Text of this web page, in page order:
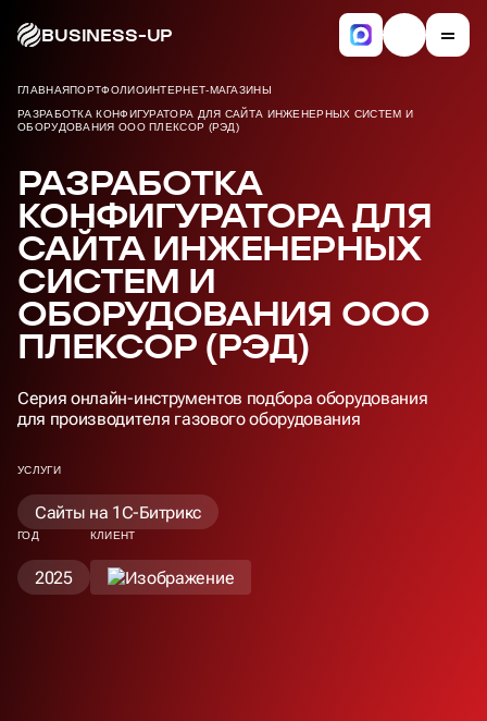
BUSINESS-UP
ГЛАВНАЯПОРТФОЛИОИНТЕРНЕТ-МАГАЗИНЫ
РАЗРАБОТКА КОНФИГУРАТОРА ДЛЯ САЙТА ИНЖЕНЕРНЫХ СИСТЕМ И
ОБОРУДОВАНИЯ ООО ПЛЕКСОР (РЭД)
РАЗРАБОТКА
КОНФИГУРАТОРА ДЛЯ
САЙТА ИНЖЕНЕРНЫХ
СИСТЕМ И
ОБОРУДОВАНИЯ ООО
ПЛЕКСОР (РЭД)
Серия онлайн-инструментов подбора оборудования
для производителя газового оборудования
УСЛУГИ
Сайты на 1С-Битрикс
ГОД
2025
КЛИЕНТ